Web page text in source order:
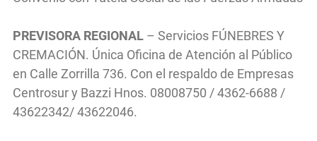
PREVISORA REGIONAL – Servicios FÚNEBRES Y
CREMACIÓN. Única Oficina de Atención al Público
en Calle Zorrilla 736. Con el respaldo de Empresas
Centrosur y Bazzi Hnos. 08008750 / 4362-6688 /
43622342/ 43622046.